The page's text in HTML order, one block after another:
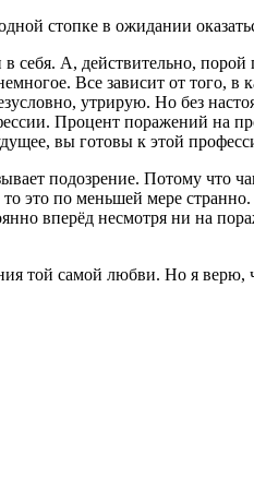
одной стопке в ожидании
себя. А, действительно, порой
Все зависит от того, в
утрирую. Но без
Процент поражений на
вы готовы к этой
подозрение. Потому что
это по меньшей мере
вперёд несмотря ни на
той самой любви. Но я верю,